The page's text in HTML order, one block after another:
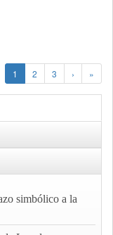
1 2 3 › »
simbólico a la